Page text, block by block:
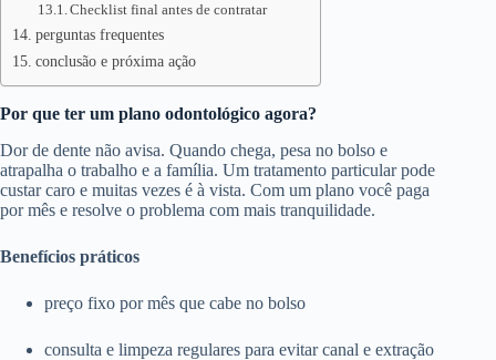
Checklist final antes de contratar
perguntas frequentes
conclusão e próxima ação
Por que ter um plano odontológico agora?
Dor de dente não avisa. Quando chega, pesa no bolso e
atrapalha o trabalho e a família. Um tratamento particular pode
custar caro e muitas vezes é à vista. Com um plano você paga
por mês e resolve o problema com mais tranquilidade.
Benefícios práticos
preço fixo por mês que cabe no bolso
consulta e limpeza regulares para evitar canal e extração